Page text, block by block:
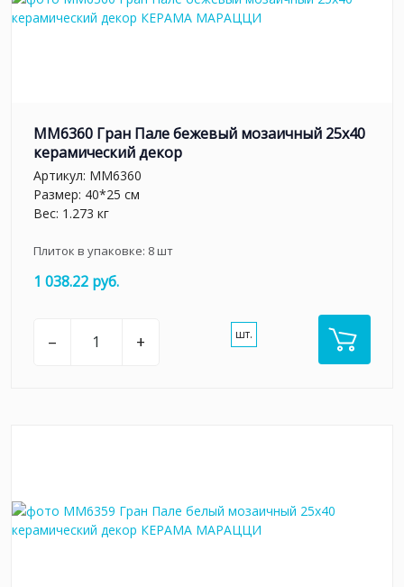
MM6360 Гран Пале бежевый мозаичный 25x40
керамический декор
Артикул: MM6360
Размер: 40*25 см
Вес: 1.273 кг
Плиток в упаковке: 8шт
1 038.22 руб.
– + шт.